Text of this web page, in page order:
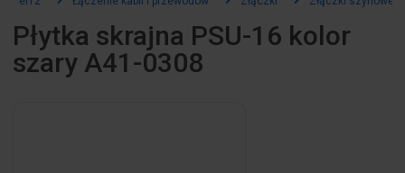
Płytka skrajna PSU-16 kolor
szary A41-0308